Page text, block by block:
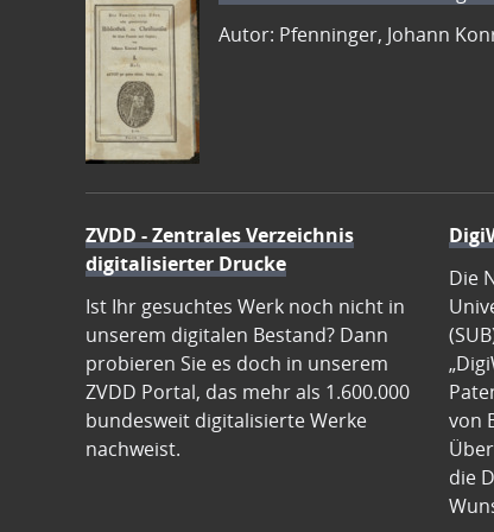
Autor: Pfenninger, Johann
ZVDD - Zentrales Verzeichnis
digitalisierter Drucke
Ist Ihr gesuchtes Werk noch nicht in
unserem digitalen Bestand? Dann
probieren Sie es doch in unserem
ZVDD Portal, das mehr als 1.600.000
bundesweit digitalisierte Werke
nachweist.
Die
von
die